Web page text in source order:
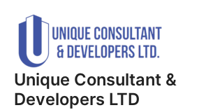
Unique Consultant &
Developers LTD
navigation